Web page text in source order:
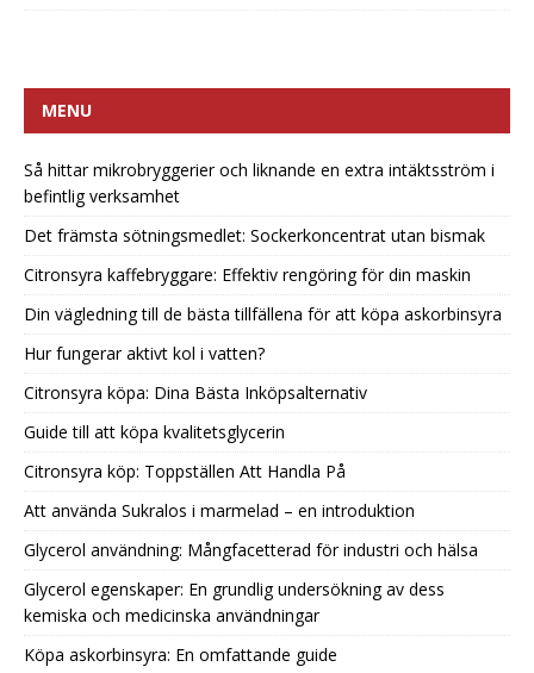
MENU
Så hittar mikrobryggerier och liknande en extra intäktsström i
befintlig verksamhet
Det främsta sötningsmedlet: Sockerkoncentrat utan bismak
Citronsyra kaffebryggare: Effektiv rengöring för din maskin
Din vägledning till de bästa tillfällena för att köpa askorbinsyra
Hur fungerar aktivt kol i vatten?
Citronsyra köpa: Dina Bästa Inköpsalternativ
Guide till att köpa kvalitetsglycerin
Citronsyra köp: Toppställen Att Handla På
Att använda Sukralos i marmelad – en introduktion
Glycerol användning: Mångfacetterad för industri och hälsa
Glycerol egenskaper: En grundlig undersökning av dess
kemiska och medicinska användningar
Köpa askorbinsyra: En omfattande guide